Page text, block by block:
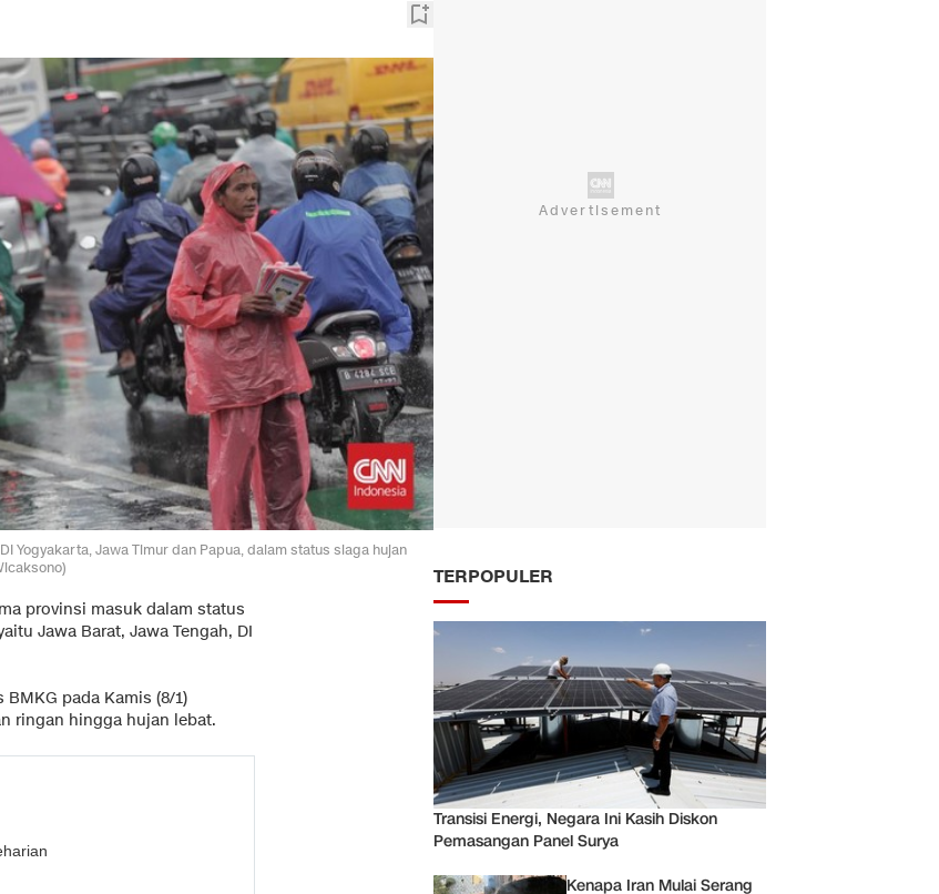
Yogyakarta, Jawa Timur dan Papua, dalam status siaga hujan
provinsi masuk dalam status
Jawa Barat, Jawa Tengah, DI
pada Kamis (8/1)
ringan hingga hujan lebat.
TERPOPULER
Transisi Energi, Negara Ini Kasih Diskon
Pemasangan Panel Surya
Kenapa Iran Mulai Serang